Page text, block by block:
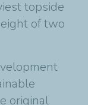
topside
of two
original